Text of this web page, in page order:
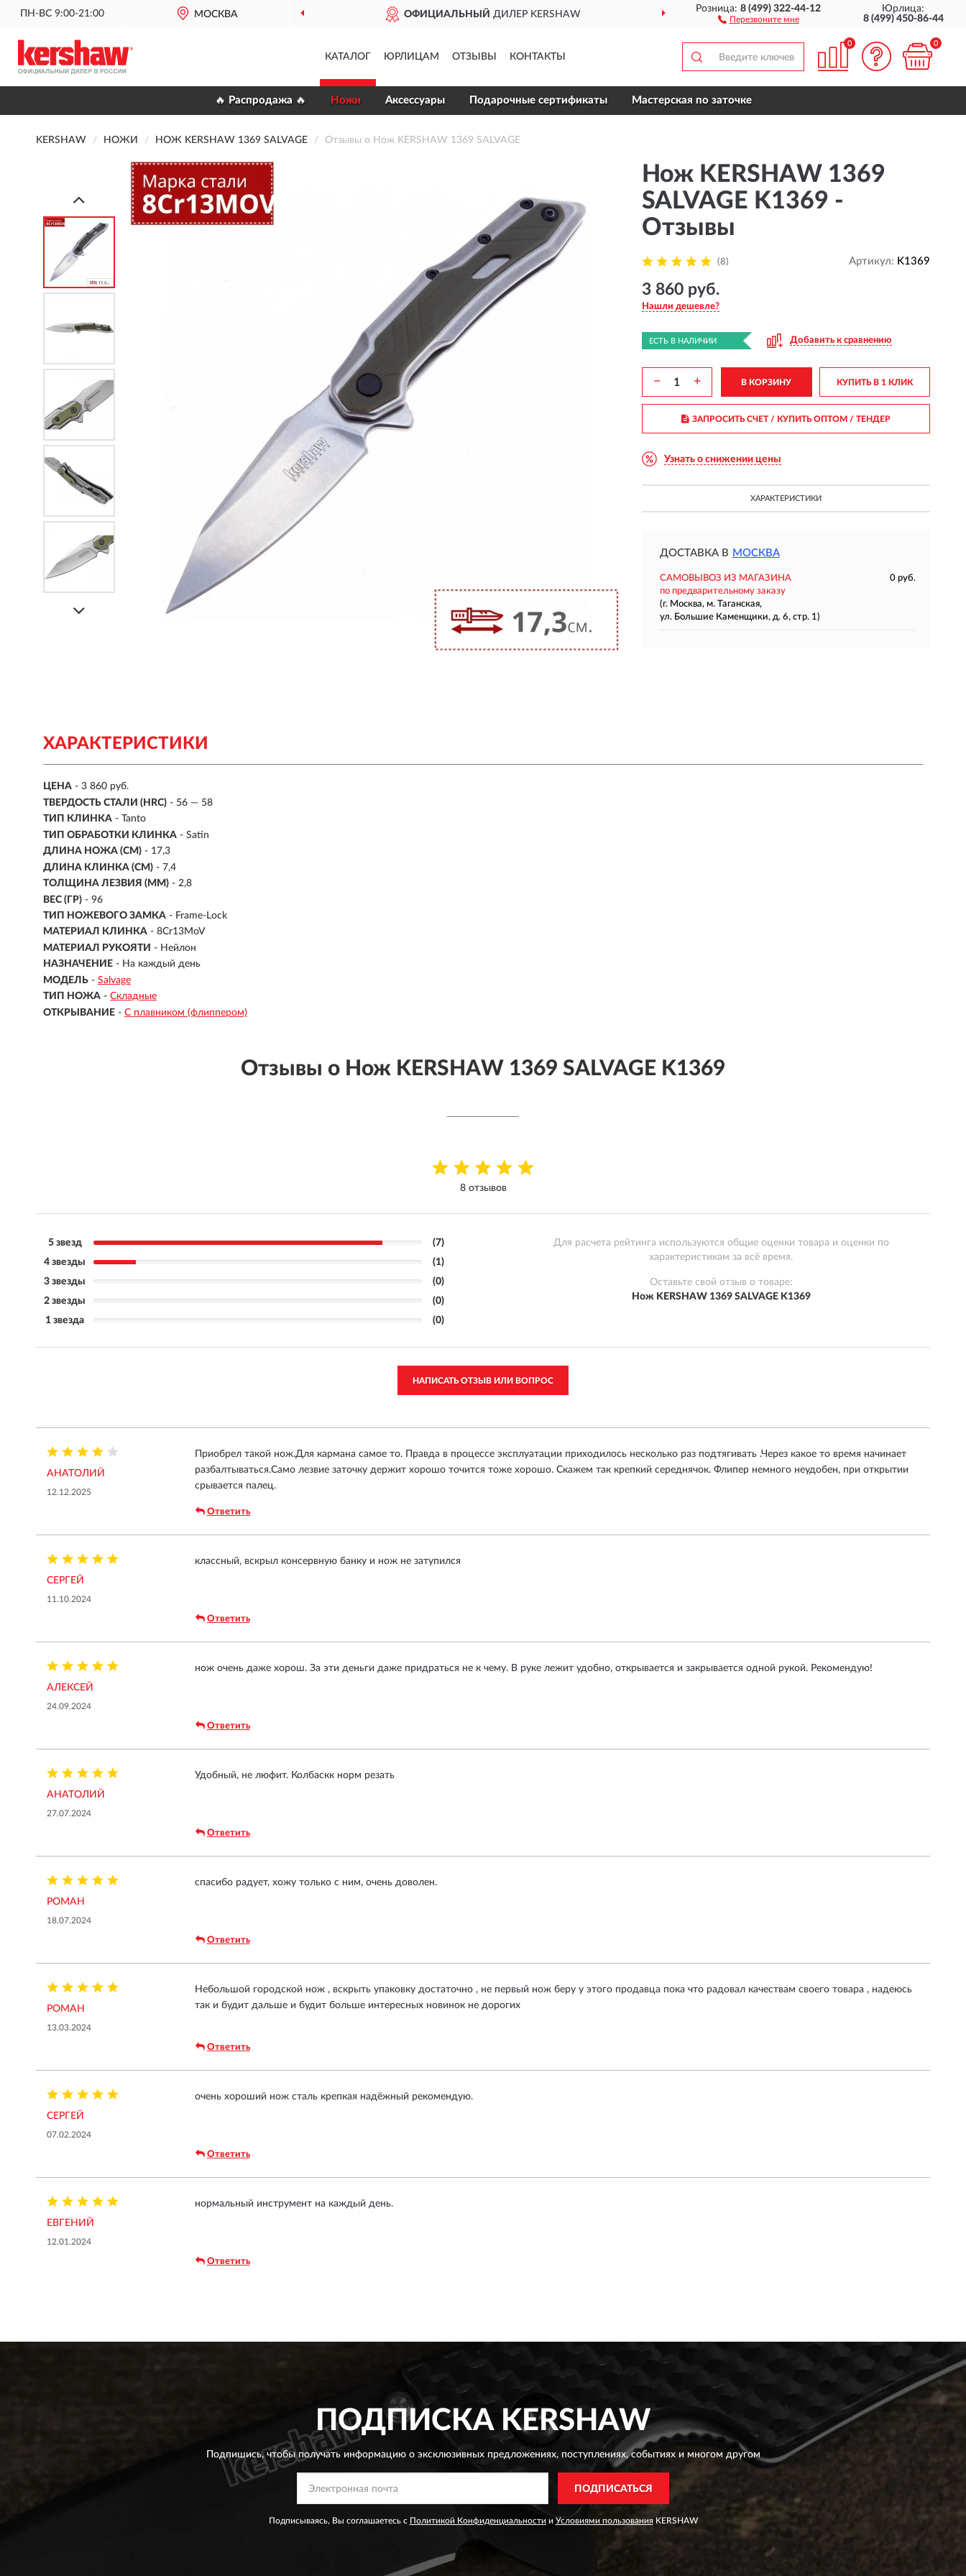
ПН-ВС 9:00-21:00 МОСКВА ОФИЦИАЛЬНЫЙ ДИЛЕР KERSHAW ДОСТАВИМ ПО ВСЕЙ РОССИИ
Розница:8 (499) 322-44-12
Перезвоните мне
Юрлица:
8 (499) 450-86-44
КАТАЛОГ ЮРЛИЦАМ ОТЗЫВЫ КОНТАКТЫ
0 0
🔥 Распродажа 🔥 Ножи Аксессуары Подарочные сертификаты Мастерская по заточке
KERSHAW НОЖИ НОЖ KERSHAW 1369 SALVAGE Отзывы о Нож KERSHAW 1369 SALVAGE
Нож KERSHAW 1369
SALVAGE K1369 -
Отзывы
(8) Артикул: K1369
3 860 руб.
Нашли дешевле?
ЕСТЬ В НАЛИЧИИ Добавить к сравнению
− + В КОРЗИНУ КУПИТЬ В 1 КЛИК
ЗАПРОСИТЬ СЧЕТ / КУПИТЬ ОПТОМ/ ТЕНДЕР
Узнать о снижении цены
ХАРАКТЕРИСТИКИ
ДОСТАВКА В МОСКВА
САМОВЫВОЗ ИЗ МАГАЗИНА
0 руб.
по предварительному заказу
(г. Москва, м. Таганская,
ул. Большие Каменщики, д. 6, стр. 1)
ХАРАКТЕРИСТИКИ
ЦЕНА - 3 860 руб.
ТВЕРДОСТЬ СТАЛИ (HRC) - 56 — 58
ТИП КЛИНКА - Tanto
ТИП ОБРАБОТКИ КЛИНКА - Satin
ДЛИНА НОЖА (СМ) - 17,3
ДЛИНА КЛИНКА (СМ) - 7,4
ТОЛЩИНА ЛЕЗВИЯ (ММ) - 2,8
ВЕС (ГР) - 96
ТИП НОЖЕВОГО ЗАМКА - Frame-Lock
МАТЕРИАЛ КЛИНКА - 8Cr13MoV
МАТЕРИАЛ РУКОЯТИ - Нейлон
НАЗНАЧЕНИЕ - На каждый день
МОДЕЛЬ - Salvage
ТИП НОЖА - Складные
ОТКРЫВАНИЕ - С плавником (флиппером)
Отзывы о Нож KERSHAW 1369 SALVAGE K1369
8 отзывов
5 звезд
(7)
4 звезды
(1)
3 звезды
(0)
2 звезды
(0)
1 звезда
(0)
Для расчета рейтинга используются общие оценки товара и оценки по
характеристикам за всё время.
Оставьте свой отзыв о товаре:
Нож KERSHAW 1369 SALVAGE K1369
НАПИСАТЬ ОТЗЫВ ИЛИ ВОПРОС
АНАТОЛИЙ
12.12.2025
Приобрел такой нож.Для кармана самое то. Правда в процессе эксплуатации приходилось несколько раз подтягивать .Через какое то время начинает
разбалтываться.Само лезвие заточку держит хорошо точится тоже хорошо. Скажем так крепкий середнячок. Флипер немного неудобен, при открытии
срывается палец.
Ответить
СЕРГЕЙ
11.10.2024
классный, вскрыл консервную банку и нож не затупился
Ответить
АЛЕКСЕЙ
24.09.2024
нож очень даже хорош. За эти деньги даже придраться не к чему. В руке лежит удобно, открывается и закрывается одной рукой. Рекомендую!
Ответить
АНАТОЛИЙ
27.07.2024
Удобный, не люфит. Колбаскк норм резать
Ответить
РОМАН
18.07.2024
спасибо радует, хожу только с ним, очень доволен.
Ответить
РОМАН
13.03.2024
Небольшой городской нож , вскрыть упаковку достаточно , не первый нож беру у этого продавца пока что радовал качествам своего товара , надеюсь
так и будит дальше и будит больше интересных новинок не дорогих
Ответить
СЕРГЕЙ
07.02.2024
очень хороший нож сталь крепкая надëжный рекомендую.
Ответить
ЕВГЕНИЙ
12.01.2024
нормальный инструмент на каждый день.
Ответить
ПОДПИСКАKERSHAW
Подпишись, чтобы получать информацию о эксклюзивных предложениях,поступлениях, событиях и многом другом
ПОДПИСАТЬСЯ
Подписываясь, Вы соглашаетесь с Политикой Конфиденциальности и Условиями пользованияKERSHAW